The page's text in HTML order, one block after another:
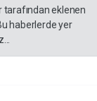
tarafından eklenen
haberlerde yer